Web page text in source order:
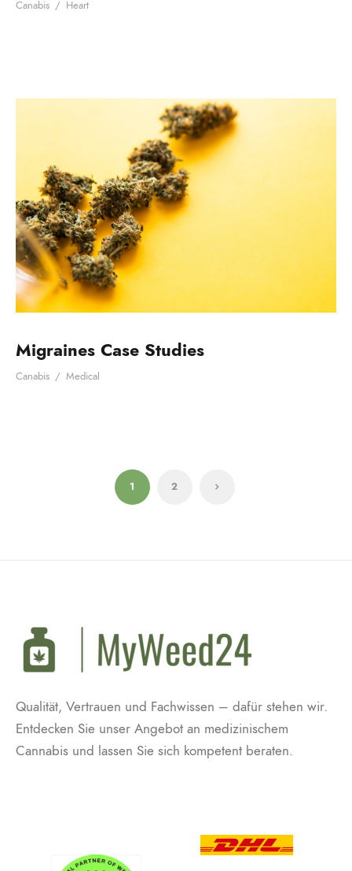
Canabis / Heart
Migraines Case Studies
Canabis / Medical
1 2
Qualität, Vertrauen und Fachwissen – dafür stehen wir.
Entdecken Sie unser Angebot an medizinischem
Cannabis und lassen Sie sich kompetent beraten.